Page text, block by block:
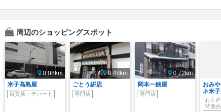
周辺のショッピングスポット
0.08km
米子高島屋
百貨店・デパート
0.48km
ごとう絣店
専門店
0.72km
岡本一銭屋
専門店
おみ
ネ米
お土
特産品